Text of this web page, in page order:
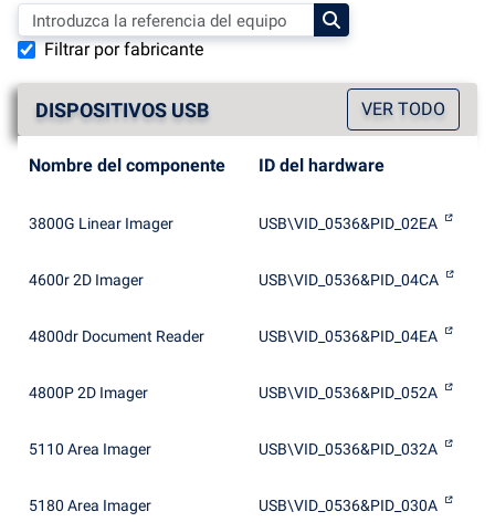
Filtrar por fabricante
DISPOSITIVOS USB VER TODO
Nombre del componente ID del hardware
3800G Linear Imager USB\VID_0536&PID_02EA
4600r 2D Imager USB\VID_0536&PID_04CA
4800dr Document Reader USB\VID_0536&PID_04EA
4800P 2D Imager USB\VID_0536&PID_052A
5110 Area Imager USB\VID_0536&PID_032A
5180 Area Imager USB\VID_0536&PID_030A